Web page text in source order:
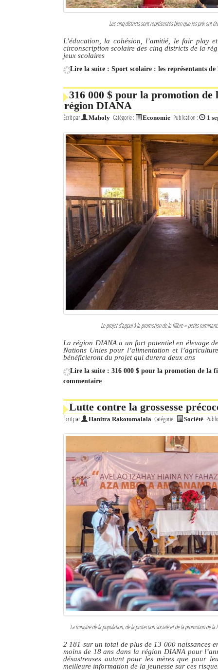
Les cinq districts sont représentés bien que les prix ont
L’éducation, la cohésion, l’amitié, le fair play
circonscription scolaire des cinq districts de la
jeux scolaires
Lire la suite : Sport scolaire : les représentants de
316 000 $ pour la promotion
région DIANA
Écrit par Maholy Catégorie : Economie Publication : 1
Le projet d’appui à la promotion de la filière « petits
La région DIANA a un fort potentiel en élevage
Nations Unies pour l’alimentation et
bénéficieront du projet qui durera deux ans
Lire la suite : 316 000 $ pour la promotion de la
commentaire
Lutte contre la grossesse
Écrit par Hanitra Rakotomalala Catégorie : Société
La ministre de la population, de la protection sociale et de la promotion de la
2 181 sur un total de plus de 13 000 naissances
moins de 18 ans dans la région DIANA pour
désastreuses autant pour les mères que pour
meilleure information de la jeunesse sur ces